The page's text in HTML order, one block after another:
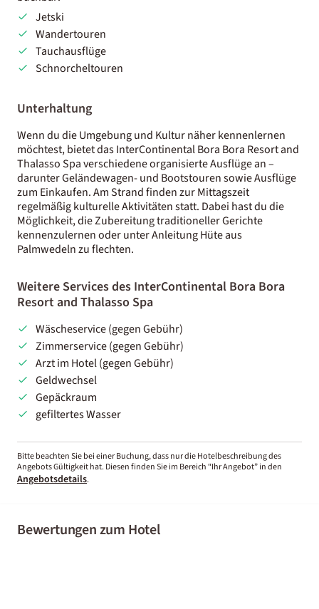
Jetski
Wandertouren
Tauchausflüge
Schnorcheltouren
Unterhaltung
Wenn du die Umgebung und Kultur näher kennenlernen
möchtest, bietet das InterContinental Bora Bora Resort and
Thalasso Spa verschiedene organisierte Ausflüge an –
darunter Geländewagen- und Bootstouren sowie Ausflüge
zum Einkaufen. Am Strand finden zur Mittagszeit
regelmäßig kulturelle Aktivitäten statt. Dabei hast du die
Möglichkeit, die Zubereitung traditioneller Gerichte
kennenzulernen oder unter Anleitung Hüte aus
Palmwedeln zu flechten.
Weitere Services des InterContinental Bora Bora
Resort and Thalasso Spa
Wäscheservice (gegen Gebühr)
Zimmerservice (gegen Gebühr)
Arzt im Hotel (gegen Gebühr)
Geldwechsel
Gepäckraum
gefiltertes Wasser
Bitte beachten Sie bei einer Buchung, dass nur die Hotelbeschreibung des
Angebots Gültigkeit hat. Diesen finden Sie im Bereich “Ihr Angebot” in den
Angebotsdetails.
Bewertungen zum Hotel